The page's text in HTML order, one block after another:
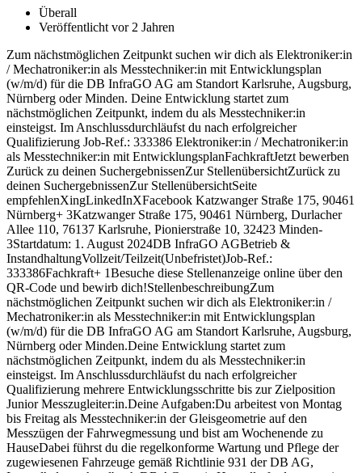
Überall
Veröffentlicht vor 2 Jahren
Zum nächstmöglichen Zeitpunkt suchen wir dich als Elektroniker:in
/ Mechatroniker:in als Messtechniker:in mit Entwicklungsplan
(w/m/d) für die DB InfraGO AG am Standort Karlsruhe, Augsburg,
Nürnberg oder Minden. Deine Entwicklung startet zum
nächstmöglichen Zeitpunkt, indem du als Messtechniker:in
einsteigst. Im Anschlussdurchläufst du nach erfolgreicher
Qualifizierung Job-Ref.: 333386 Elektroniker:in / Mechatroniker:in
als Messtechniker:in mit EntwicklungsplanFachkraftJetzt bewerben
Zurück zu deinen SuchergebnissenZur StellenübersichtZurück zu
deinen SuchergebnissenZur StellenübersichtSeite
empfehlenXingLinkedInXFacebook Katzwanger Straße 175, 90461
Nürnberg+ 3Katzwanger Straße 175, 90461 Nürnberg, Durlacher
Allee 110, 76137 Karlsruhe, Pionierstraße 10, 32423 Minden-
3Startdatum: 1. August 2024DB InfraGO AGBetrieb &
InstandhaltungVollzeit/Teilzeit(Unbefristet)Job-Ref.:
333386Fachkraft+ 1Besuche diese Stellenanzeige online über den
QR-Code und bewirb dich!StellenbeschreibungZum
nächstmöglichen Zeitpunkt suchen wir dich als Elektroniker:in /
Mechatroniker:in als Messtechniker:in mit Entwicklungsplan
(w/m/d) für die DB InfraGO AG am Standort Karlsruhe, Augsburg,
Nürnberg oder Minden.Deine Entwicklung startet zum
nächstmöglichen Zeitpunkt, indem du als Messtechniker:in
einsteigst. Im Anschlussdurchläufst du nach erfolgreicher
Qualifizierung mehrere Entwicklungsschritte bis zur Zielposition
Junior Messzugleiter:in.Deine Aufgaben:Du arbeitest von Montag
bis Freitag als Messtechniker:in der Gleisgeometrie auf den
Messzügen der Fahrwegmessung und bist am Wochenende zu
HauseDabei führst du die regelkonforme Wartung und Pflege der
zugewiesenen Fahrzeuge gemäß Richtlinie 931 der DB AG,